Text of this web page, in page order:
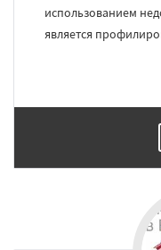
использованием
является